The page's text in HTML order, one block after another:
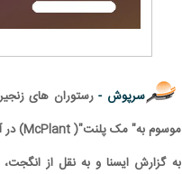
سرپوش -
موسوم به" مک پلنت"( McPlant) در آمریکا شروع می کند.
به گزارش ایسنا و به نقل از